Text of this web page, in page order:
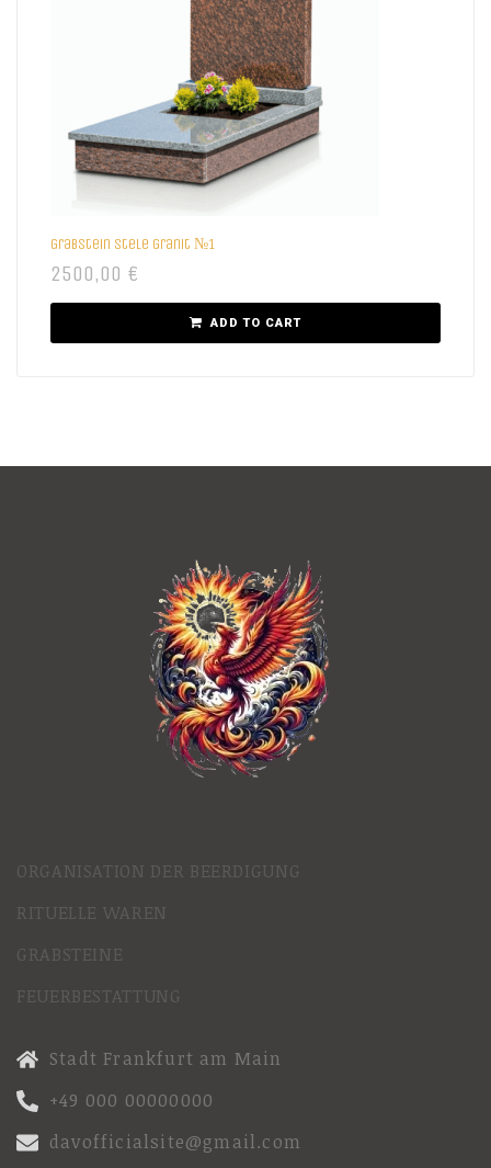
Grabstein Stele Granit №1
2500,00 €
ADD TO CART
ORGANISATION DER BEERDIGUNG
RITUELLE WAREN
GRABSTEINE
FEUERBESTATTUNG
Stadt Frankfurt am Main
+49 000 00000000
davofficialsite@gmail.com